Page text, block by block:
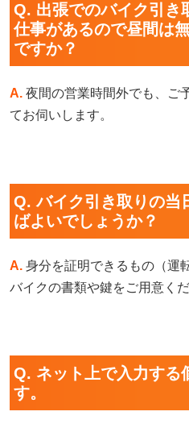
Q. 出張でのバイク引き
仕事があるので昼間は
ですか？
A. 夜間の営業時間外でも、ご
てお伺いします。
Q. バイク引き取りの当
ばよいでしょうか？
A. 身分を証明できるもの（運
バイクの書類や鍵をご用意くだ
Q. ネット上で入力する
す。